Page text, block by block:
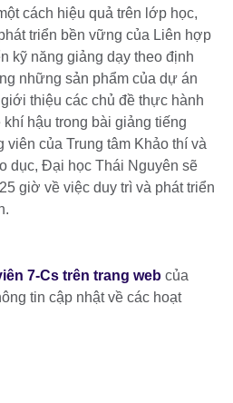
cách hiệu quả trên lớp học,
triển bền vững của Liên hợp
kỹ năng giảng dạy theo định
những sản phẩm của dự án
thiệu các chủ đề thực hành
hậu trong bài giảng tiếng
viên của Trung tâm Khảo thí và
dục, Đại học Thái Nguyên sẽ
giờ về việc duy trì và phát triển
7-Cs trên trang web của
tin cập nhật về các hoạt